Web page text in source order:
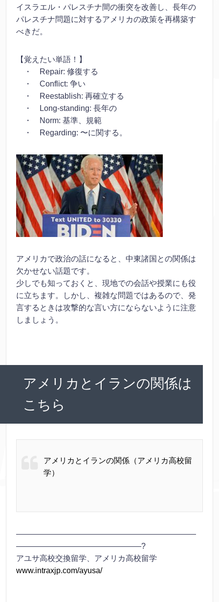
イスラエル・パレスチナ間の衝突を改善し、長年の
パレスチナ問題に対するアメリカの政策を再構築す
べきだ。
【覚えたい単語！】
・ Repair: 修復する
・ Conflict: 争い
・ Reestablish: 再確立する
・ Long-standing: 長年の
・ Norm: 基準、規範
・ Regarding: 〜に関する。
アメリカで政治の話になると、中東諸国との関係は
欠かせない話題です。
少しでも知っておくと、現地での会話や授業にも役
に立ちます。しかし、複雑な問題ではあるので、発
言するときは攻撃的な言い方にならないように注意
しましょう。
アメリカとイランの関係は
こちら
アメリカとイランの関係（アメリカ高校留
学）
———————————————————————
————————————————?
アユサ高校交換留学、アメリカ高校留学
www.intraxjp.com/ayusa/